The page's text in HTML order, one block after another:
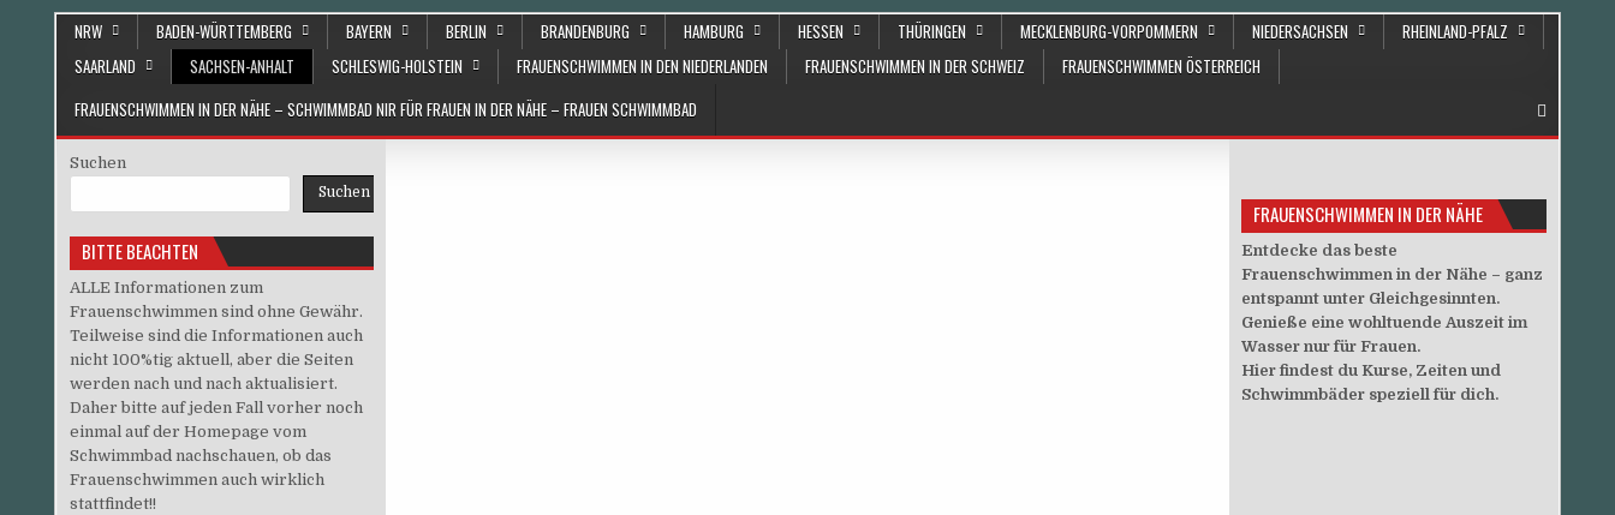
Skip to content
NRW BADEN-WÜRTTEMBERG BAYERN BERLIN BRANDENBURG HAMBURG HESSEN THÜRINGEN MECKLENBURG-VORPOMMERN NIEDERSACHSEN
RHEINLAND-PFALZ
SAARLAND
SACHSEN-ANHALT SCHLESWIG-HOLSTEIN FRAUENSCHWIMMEN IN DEN NIEDERLANDEN FRAUENSCHWIMMEN IN DER SCHWEIZ
FRAUENSCHWIMMEN ÖSTERREICH
FRAUENSCHWIMMEN IN DER NÄHE – SCHWIMMBAD NIR FÜR FRAUEN IN DER NÄHE – FRAUEN SCHWIMMBAD
Suchen
Suchen
BITTE BEACHTEN
ALLE Informationen zum
Frauenschwimmen sind ohne Gewähr.
Teilweise sind die Informationen auch
nicht 100%tig aktuell, aber die Seiten
werden nach und nach aktualisiert.
Daher bitte auf jeden Fall vorher noch
einmal auf der Homepage vom
Schwimmbad nachschauen, ob das
Frauenschwimmen auch wirklich
stattfindet!!
FRAUENSCHWIMMEN IN DER NÄHE
Entdecke das beste
Frauenschwimmen in der Nähe – ganz
entspannt unter Gleichgesinnten.
Genieße eine wohltuende Auszeit im
Wasser nur für Frauen.
Hier findest du Kurse, Zeiten und
Schwimmbäder speziell für dich.